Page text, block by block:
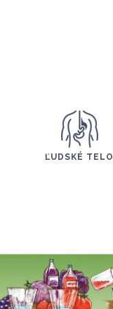
ĽUDSKÉ TELO